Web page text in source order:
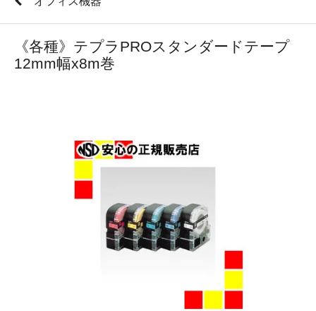
《各種》テプラPROスタンダードテープ
12mm幅x8m巻